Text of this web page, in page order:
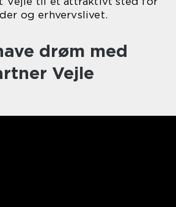
og erhvervslivet.
drøm med
Vejle